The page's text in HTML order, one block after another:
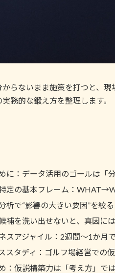
からないまま施策を打つと、
務的な鍛え方を整理します。
に：データ活用のゴールは「
定の基本フレーム：
析で“影響の大きい要因”を絞
補を洗い出せないと、真因に
スアジャイル：2週間〜1か
スタディ：ゴルフ場経営での
：仮説構築力は「考え方」で